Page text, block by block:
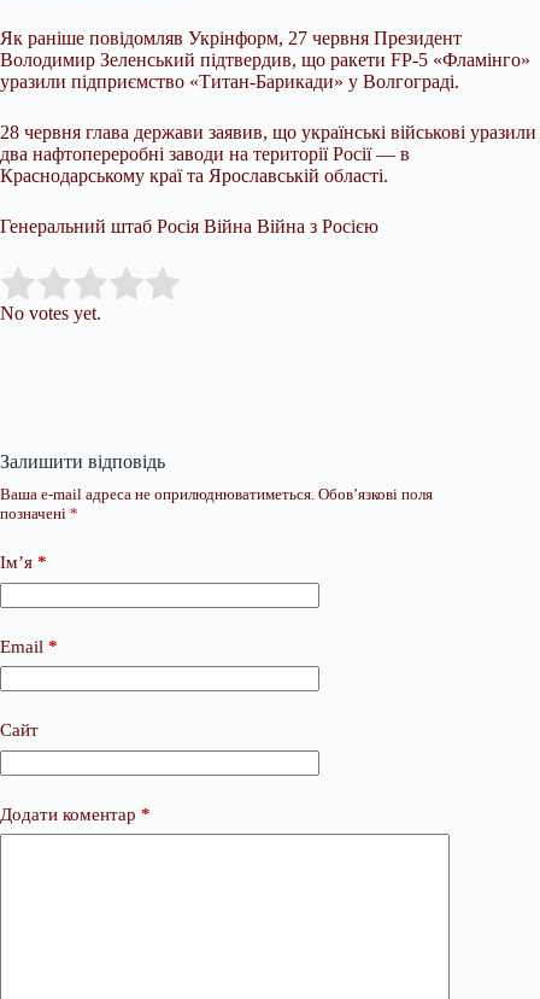
Як раніше повідомляв Укрінформ, 27 червня Президент
Володимир Зеленський підтвердив, що ракети FP-5 «Фламінго»
уразили підприємство «Титан-Барикади» у Волгограді.
28 червня глава держави заявив, що українські військові уразили
два нафтопереробні заводи на території Росії — в
Краснодарському краї та Ярославській області.
Генеральний штаб Росія Війна Війна з Росією
Rate this item:
No votes yet.
Залишити відповідь
Ваша e-mail адреса не оприлюднюватиметься. Обов’язкові поля
позначені *
Ім’я *
Email *
Сайт
Додати коментар *